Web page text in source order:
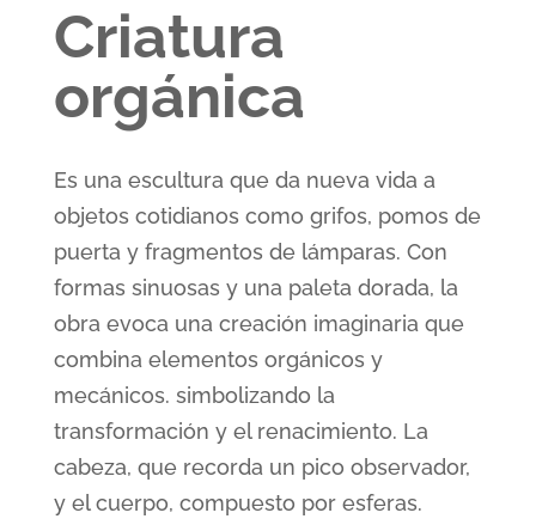
Criatura
orgánica
Es una escultura que da nueva vida a
objetos cotidianos como grifos, pomos de
puerta y fragmentos de lámparas. Con
formas sinuosas y una paleta dorada, la
obra evoca una creación imaginaria que
combina elementos orgánicos y
mecánicos. simbolizando la
transformación y el renacimiento. La
cabeza, que recorda un pico observador,
y el cuerpo, compuesto por esferas.